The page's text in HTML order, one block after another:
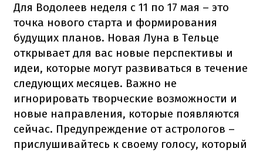
Для Водолеев неделя с 11 по 17 мая – это
точка нового старта и формирования
будущих планов. Новая Луна в Тельце
открывает для вас новые перспективы и
идеи, которые могут развиваться в течение
следующих месяцев. Важно не
игнорировать творческие возможности и
новые направления, которые появляются
сейчас. Предупреждение от астрологов –
прислушивайтесь к своему голосу, который